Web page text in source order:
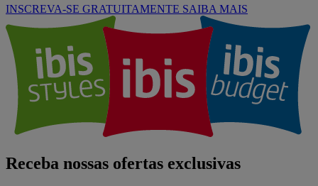
INSCREVA-SE GRATUITAMENTE SAIBA MAIS
Receba nossas ofertas exclusivas